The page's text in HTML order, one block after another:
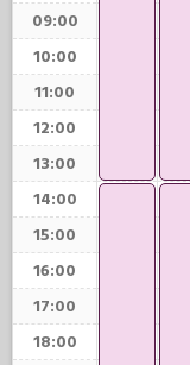
09:00
10:00
11:00
12:00
13:00
14:00
15:00
16:00
17:00
18:00